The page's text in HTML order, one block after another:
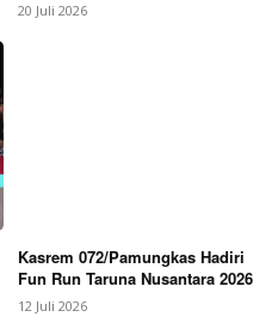
20 Juli 2026
Kasrem 072/Pamungkas Hadiri
Fun Run Taruna Nusantara 2026
12 Juli 2026